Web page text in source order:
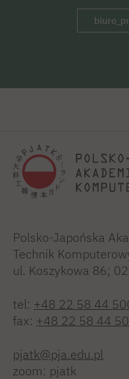
Polsko-Japońska
Technik
ul. Koszykowa 86;
tel: +48 22 58 44
fax: +48 22 58 44
pjatk@pja.edu.pl
zoom: pjatk